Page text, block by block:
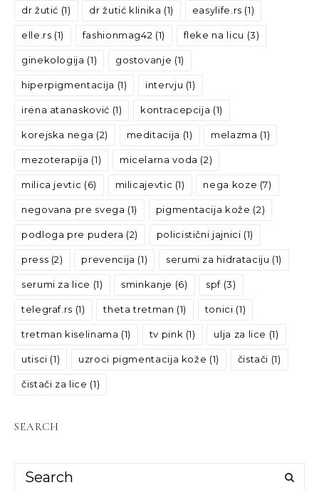
dr žutić (1) dr žutić klinika (1) easylife.rs (1)
elle.rs (1) fashionmag42 (1) fleke na licu (3)
ginekologija (1) gostovanje (1)
hiperpigmentacija (1) intervju (1)
irena atanasković (1) kontracepcija (1)
korejska nega (2) meditacija (1) melazma (1)
mezoterapija (1) micelarna voda (2)
milica jevtic (6) milicajevtic (1) nega koze (7)
negovana pre svega (1) pigmentacija kože (2)
podloga pre pudera (2) policistični jajnici (1)
press (2) prevencija (1) serumi za hidrataciju (1)
serumi za lice (1) sminkanje (6) spf (3)
telegraf.rs (1) theta tretman (1) tonici (1)
tretman kiselinama (1) tv pink (1) ulja za lice (1)
utisci (1) uzroci pigmentacija kože (1) čistači (1)
čistači za lice (1)
SEARCH